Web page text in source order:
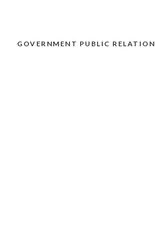
GOVERNMENT PUBLIC RELATION